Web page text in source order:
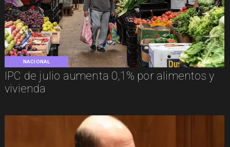
NACIONAL
IPC de julio aumenta 0,1% por alimentos y
vivienda